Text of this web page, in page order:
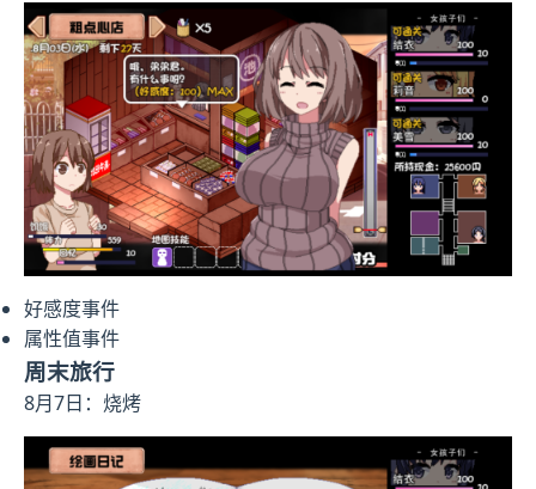
好感度事件
属性值事件
周末旅行
8月7日：烧烤